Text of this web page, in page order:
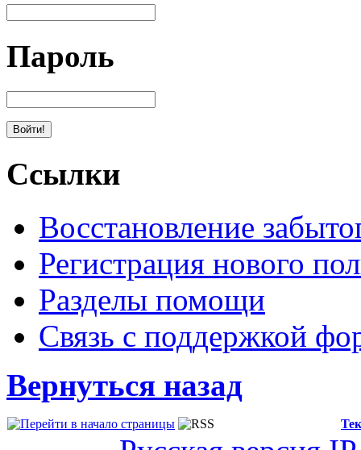
Пароль
Ссылки
Восстановление
Регистрация нового
Разделы помощи
Связь с поддержкой
Вернуться назад